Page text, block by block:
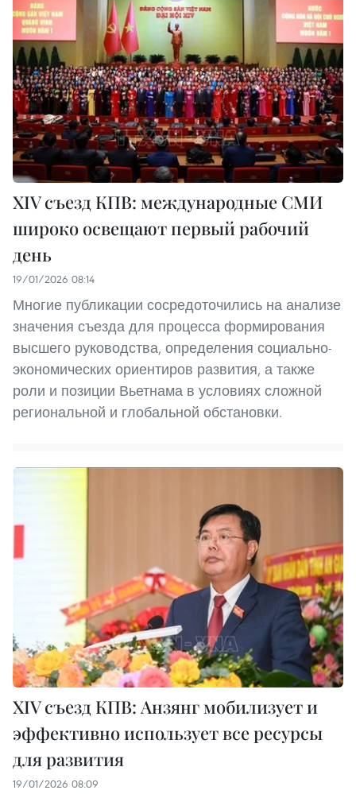
XIV съезд КПВ: международные СМИ
широко освещают первый рабочий
день
19/01/2026 08:14
Многие публикации сосредоточились на анализе
значения съезда для процесса формирования
высшего руководства, определения социально-
экономических ориентиров развития, а также
роли и позиции Вьетнама в условиях сложной
региональной и глобальной обстановки.
XIV съезд КПВ: Анзянг мобилизует и
эффективно использует все ресурсы
для развития
19/01/2026 08:09